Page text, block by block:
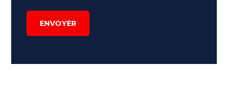
ENVOYER